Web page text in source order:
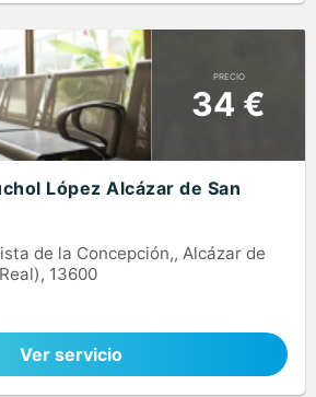
PRECIO
34 €
López Alcázar de San
de la Concepción,, Alcázar de
13600
Ver servicio